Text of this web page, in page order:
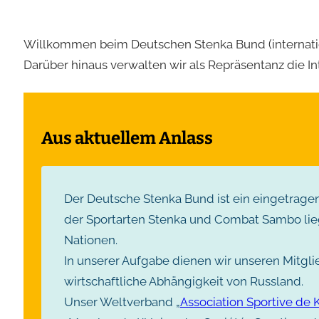
Willkommen beim Deutschen Stenka Bund
Darüber hinaus verwalten wir als Repräsentanz die
Aus aktuellem Anlass
Der Deutsche Stenka Bund ist ein
der Sportarten Stenka und Combat Sambo
Nationen.
In unserer Aufgabe dienen wir unseren
wirtschaftliche Abhängigkeit von Russland.
Unser Weltverband „Association Sportive de